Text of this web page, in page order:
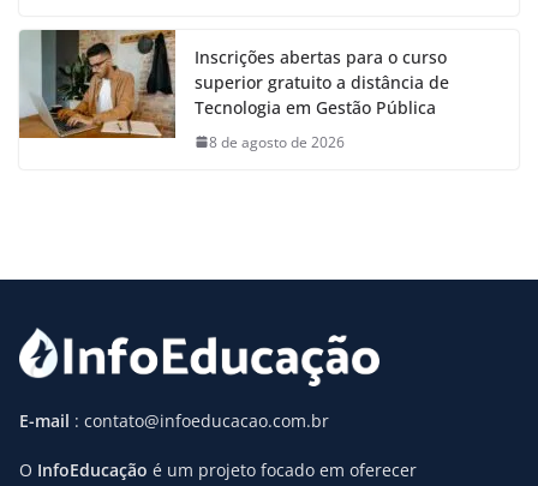
Inscrições abertas para o curso
superior gratuito a distância de
Tecnologia em Gestão Pública
8 de agosto de 2026
E-mail : contato@infoeducacao.com.br
O InfoEducação é um projeto focado em oferecer